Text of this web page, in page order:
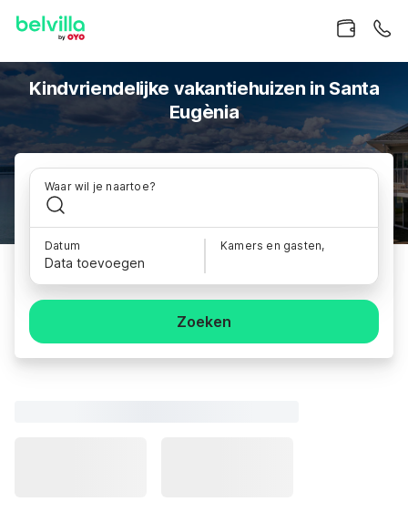
Kindvriendelijke vakantiehuizen in Santa
Eugènia
Waar wil je naartoe?
Datum
Data toevoegen
Kamers en gasten,
Zoeken